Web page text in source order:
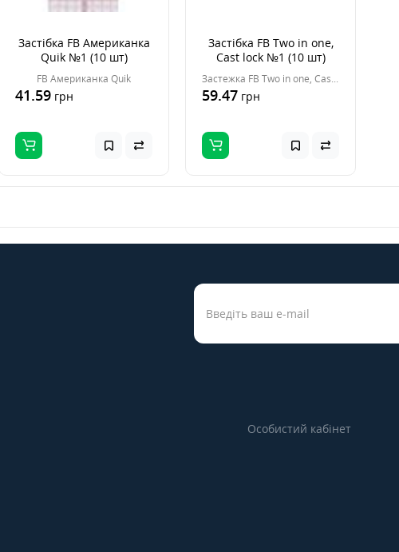
Застібка FB Американка
Quik №1 (10 шт)
FB Американка Quik
41.59 грн
Застібка FB Two in one,
Cast lock №1 (10 шт)
Застежка FB Two in one, Cast lock
59.47 грн
Особистий кабінет